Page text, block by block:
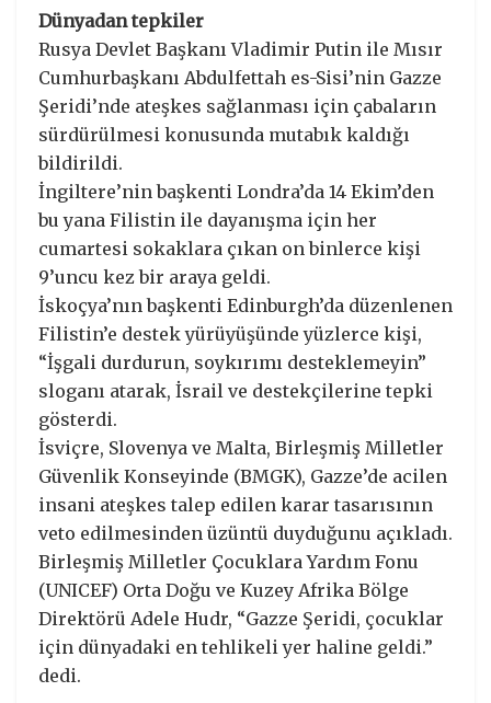
Dünyadan tepkiler
Rusya Devlet Başkanı Vladimir Putin ile Mısır
Cumhurbaşkanı Abdulfettah es-Sisi’nin Gazze
Şeridi’nde ateşkes sağlanması için çabaların
sürdürülmesi konusunda mutabık kaldığı
bildirildi.
İngiltere’nin başkenti Londra’da 14 Ekim’den
bu yana Filistin ile dayanışma için her
cumartesi sokaklara çıkan on binlerce kişi
9’uncu kez bir araya geldi.
İskoçya’nın başkenti Edinburgh’da düzenlenen
Filistin’e destek yürüyüşünde yüzlerce kişi,
“İşgali durdurun, soykırımı desteklemeyin”
sloganı atarak, İsrail ve destekçilerine tepki
gösterdi.
İsviçre, Slovenya ve Malta, Birleşmiş Milletler
Güvenlik Konseyinde (BMGK), Gazze’de acilen
insani ateşkes talep edilen karar tasarısının
veto edilmesinden üzüntü duyduğunu açıkladı.
Birleşmiş Milletler Çocuklara Yardım Fonu
(UNICEF) Orta Doğu ve Kuzey Afrika Bölge
Direktörü Adele Hudr, “Gazze Şeridi, çocuklar
için dünyadaki en tehlikeli yer haline geldi.”
dedi.